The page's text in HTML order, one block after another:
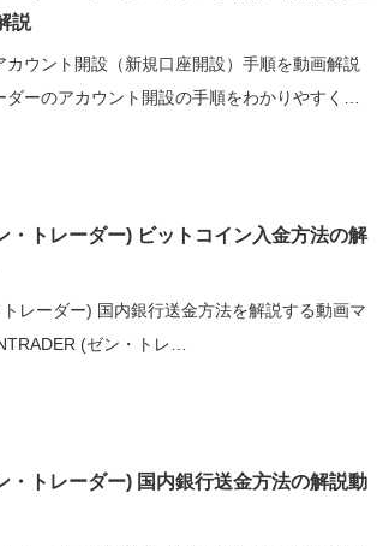
説
カウント開設（新規口座開設）手順を動画解説
ーのアカウント開設の手順をわかりやすく…
・トレーダー) ビットコイン入金方法の解
レーダー) 国内銀行送金方法を解説する動画マ
(ゼン・トレ…
・トレーダー) 国内銀行送金方法の解説動